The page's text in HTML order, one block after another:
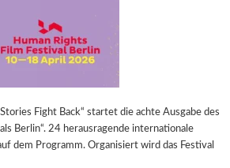
Fight Back“ startet die achte Ausgabe des
Berlin“. 24 herausragende internationale
dem Programm. Organisiert wird das Festival